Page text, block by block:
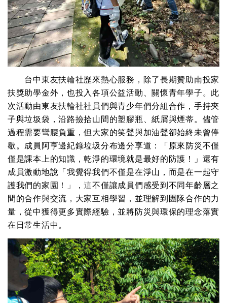
台中東友扶輪社歷來熱心服務，除了長期贊助南投家
扶獎助學金外，也投入各項公益活動、關懷青年學子。此
次活動由東友扶輪社社員們與青少年們分組合作，手持夾
子與垃圾袋，沿路撿拾山間的塑膠瓶、紙屑與煙蒂。儘管
過程需要彎腰負重，但大家的笑聲與加油聲卻始終未曾停
歇。成員阿亨邊紀錄垃圾分布邊分享道：「原來防災不僅
僅是課本上的知識，乾淨的環境就是最好的防護！」還有
成員激動地說「我覺得我們不僅是在淨山，而是在一起守
護我們的家園！」，這不僅讓成員們感受到不同年齡層之
間的合作與交流，大家互相學習，並理解到團隊合作的力
量，從中獲得更多實際經驗，並將防災與環保的理念落實
在日常生活中。